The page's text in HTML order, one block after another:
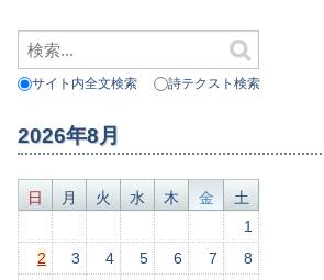
サイト内全文検索 詩テクスト検索
2026年8月
日 月 火 水 木 金
土
1
2
3 4 5 6 7
8